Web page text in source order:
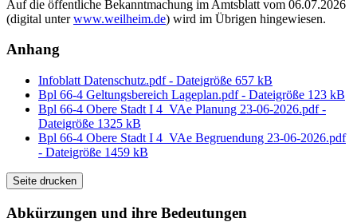
Auf die öffentliche Bekanntmachung im Amtsblatt vom 06.07.2026
(digital unterwww.weilheim.de) wird im Übrigen hingewiesen.
Anhang
Infoblatt Datenschutz.pdf - Dateigröße 657 kB
Bpl 66-4 Geltungsbereich Lageplan.pdf - Dateigröße 123 kB
Bpl 66-4 Obere Stadt I 4_VAe Planung 23-06-2026.pdf -
Dateigröße 1325 kB
Bpl 66-4 Obere Stadt I 4_VAe Begruendung 23-06-2026.pdf
- Dateigröße 1459 kB
Seite drucken
Abkürzungen und ihre Bedeutungen